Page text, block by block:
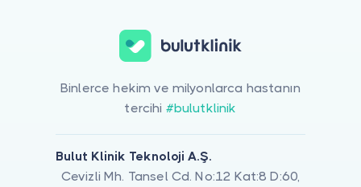
Binlerce hekim ve milyonlarca hastanın
tercihi #bulutklinik
Bulut Klinik Teknoloji A.Ş.
Cevizli Mh. Tansel Cd. No:12 Kat:8 D:60,